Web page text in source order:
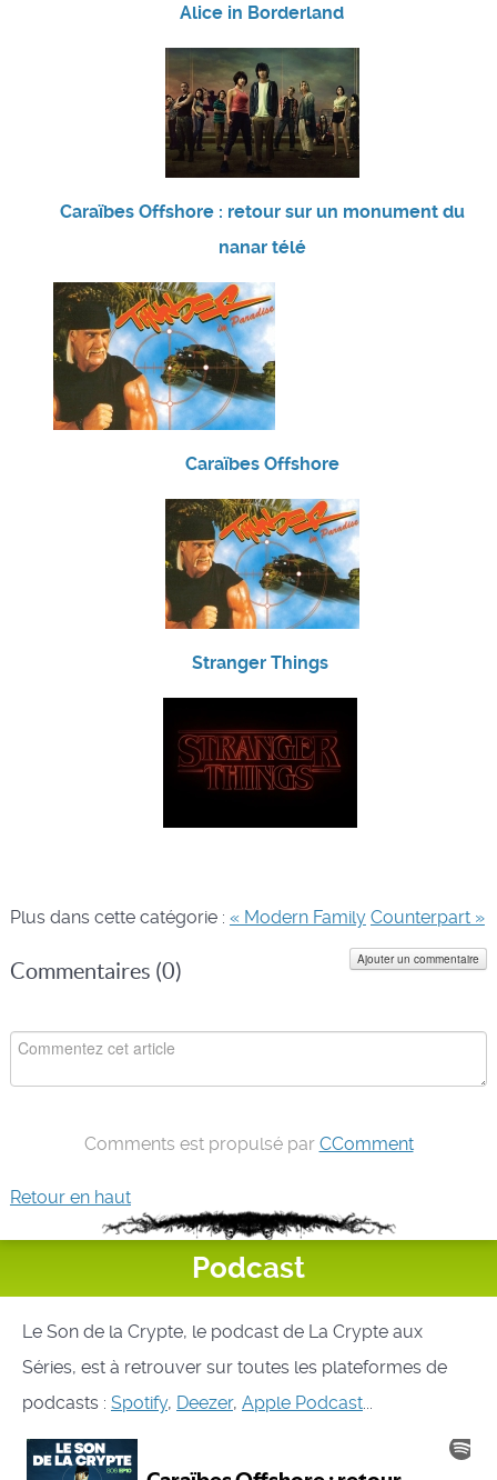
Alice in Borderland
Caraïbes Offshore : retour sur un monument du
nanar télé
Caraïbes Offshore
Stranger Things
Plus dans cette catégorie : « Modern Family Counterpart »
Commentaires (0)
Ajouter un commentaire
Comments est propulsé par CComment
Retour en haut
Podcast
Le Son de la Crypte, le podcast de La Crypte aux
Séries, est à retrouver sur toutes les plateformes de
podcasts : Spotify, Deezer, Apple Podcast...